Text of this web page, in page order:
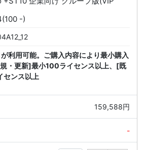
-)
利用可能。ご購入内容により最小購入
・更新]最小100ライセンス以上、[既
センス以上
159,588円
-